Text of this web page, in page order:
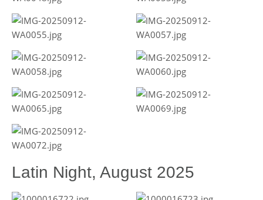
Latin Night, August 2025